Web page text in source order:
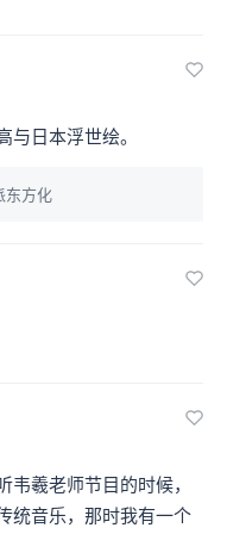
日本浮世绘。
东方化
羲老师节目的时候，
统音乐，那时我有一个